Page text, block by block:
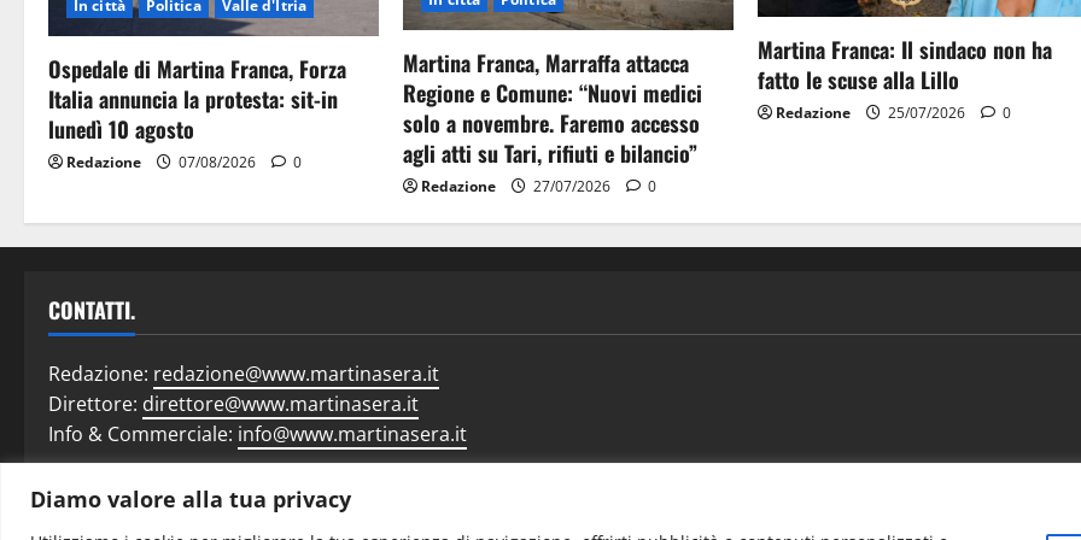
Diamo valore alla tua privacy
In città Politica Valle d'Itria
Ospedale di Martina Franca, Forza
Italia annuncia la protesta: sit-in
lunedì 10 agosto
Redazione 07/08/2026 0
Martina Franca, Marraffa attacca
Regione e Comune: “Nuovi medici
solo a novembre. Faremo accesso
agli atti su Tari, rifiuti e bilancio”
Redazione 27/07/2026 0
Martina Franca: Il sindaco non ha
fatto le scuse alla Lillo
Redazione 25/07/2026 0
CONTATTI.
Redazione: redazione@www.martinasera.it
Direttore: direttore@www.martinasera.it
Info & Commerciale: info@www.martinasera.it